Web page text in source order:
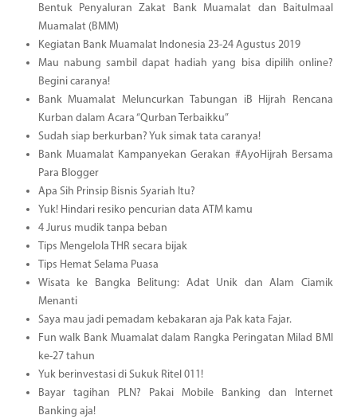
Bentuk Penyaluran Zakat Bank Muamalat dan Baitulmaal
Muamalat (BMM)
Kegiatan Bank Muamalat Indonesia 23-24 Agustus 2019
Mau nabung sambil dapat hadiah yang bisa dipilih online?
Begini caranya!
Bank Muamalat Meluncurkan Tabungan iB Hijrah Rencana
Kurban dalam Acara “Qurban Terbaikku”
Sudah siap berkurban? Yuk simak tata caranya!
Bank Muamalat Kampanyekan Gerakan #AyoHijrah Bersama
Para Blogger
Apa Sih Prinsip Bisnis Syariah Itu?
Yuk! Hindari resiko pencurian data ATM kamu
4 Jurus mudik tanpa beban
Tips Mengelola THR secara bijak
Tips Hemat Selama Puasa
Wisata ke Bangka Belitung: Adat Unik dan Alam Ciamik
Menanti
Saya mau jadi pemadam kebakaran aja Pak kata Fajar.
Fun walk Bank Muamalat dalam Rangka Peringatan Milad BMI
ke-27 tahun
Yuk berinvestasi di Sukuk Ritel 011!
Bayar tagihan PLN? Pakai Mobile Banking dan Internet
Banking aja!